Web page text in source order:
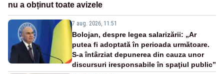
nu a obținut toate avizele
7 aug. 2026, 11:51
Bolojan, despre legea salarizării: „Ar
putea fi adoptată în perioada următoare.
S-a întârziat depunerea din cauza unor
discursuri iresponsabile în spaţiul public”